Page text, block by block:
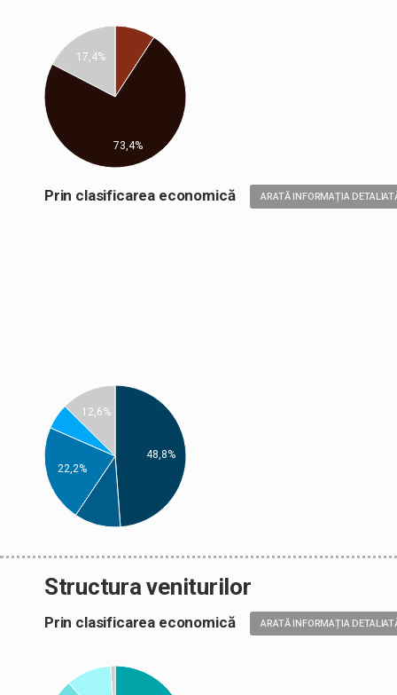
17,4%
73,4%
Prin clasificarea economică ARATĂ INFORMAȚIA
48,8%
12,6%
22,2%
Structura veniturilor
Prin clasificarea economică ARATĂ INFORMAȚIA